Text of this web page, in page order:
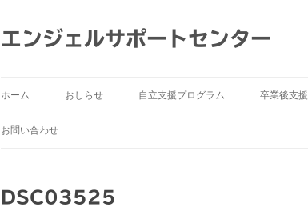
ン
ツ
ッ
エンジェルサポートセンター
ホーム おしらせ 自立支援プログラム 卒業後支援
お問い合わせ
DSC03525